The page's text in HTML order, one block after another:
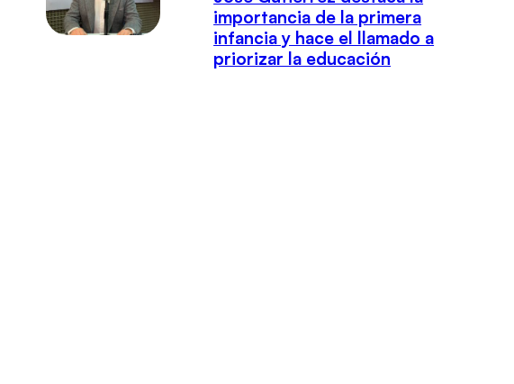
importancia de la primera
infancia y hace el llamado a
priorizar la educación